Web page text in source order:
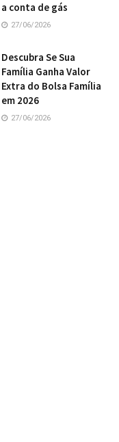
a conta de gás
27/06/2026
Descubra Se Sua
Família Ganha Valor
Extra do Bolsa Família
em 2026
27/06/2026